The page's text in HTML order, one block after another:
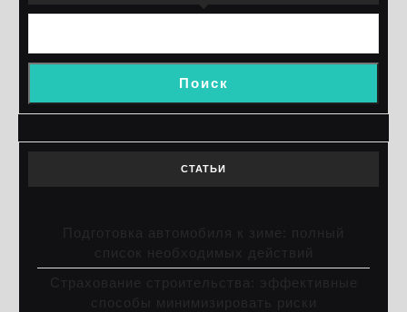
Поиск
СТАТЬИ
Подготовка автомобиля к зиме: полный
список необходимых действий
Страхование строительства: эффективные
способы минимизировать риски